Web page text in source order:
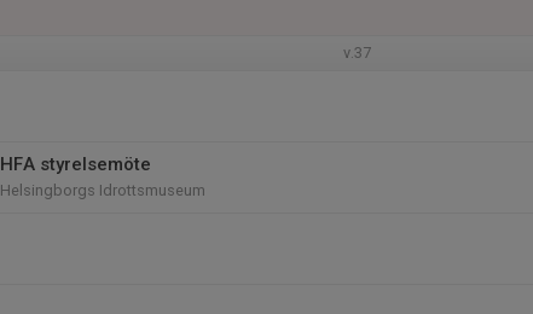
v.37
HFA styrelsemöte
Helsingborgs Idrottsmuseum